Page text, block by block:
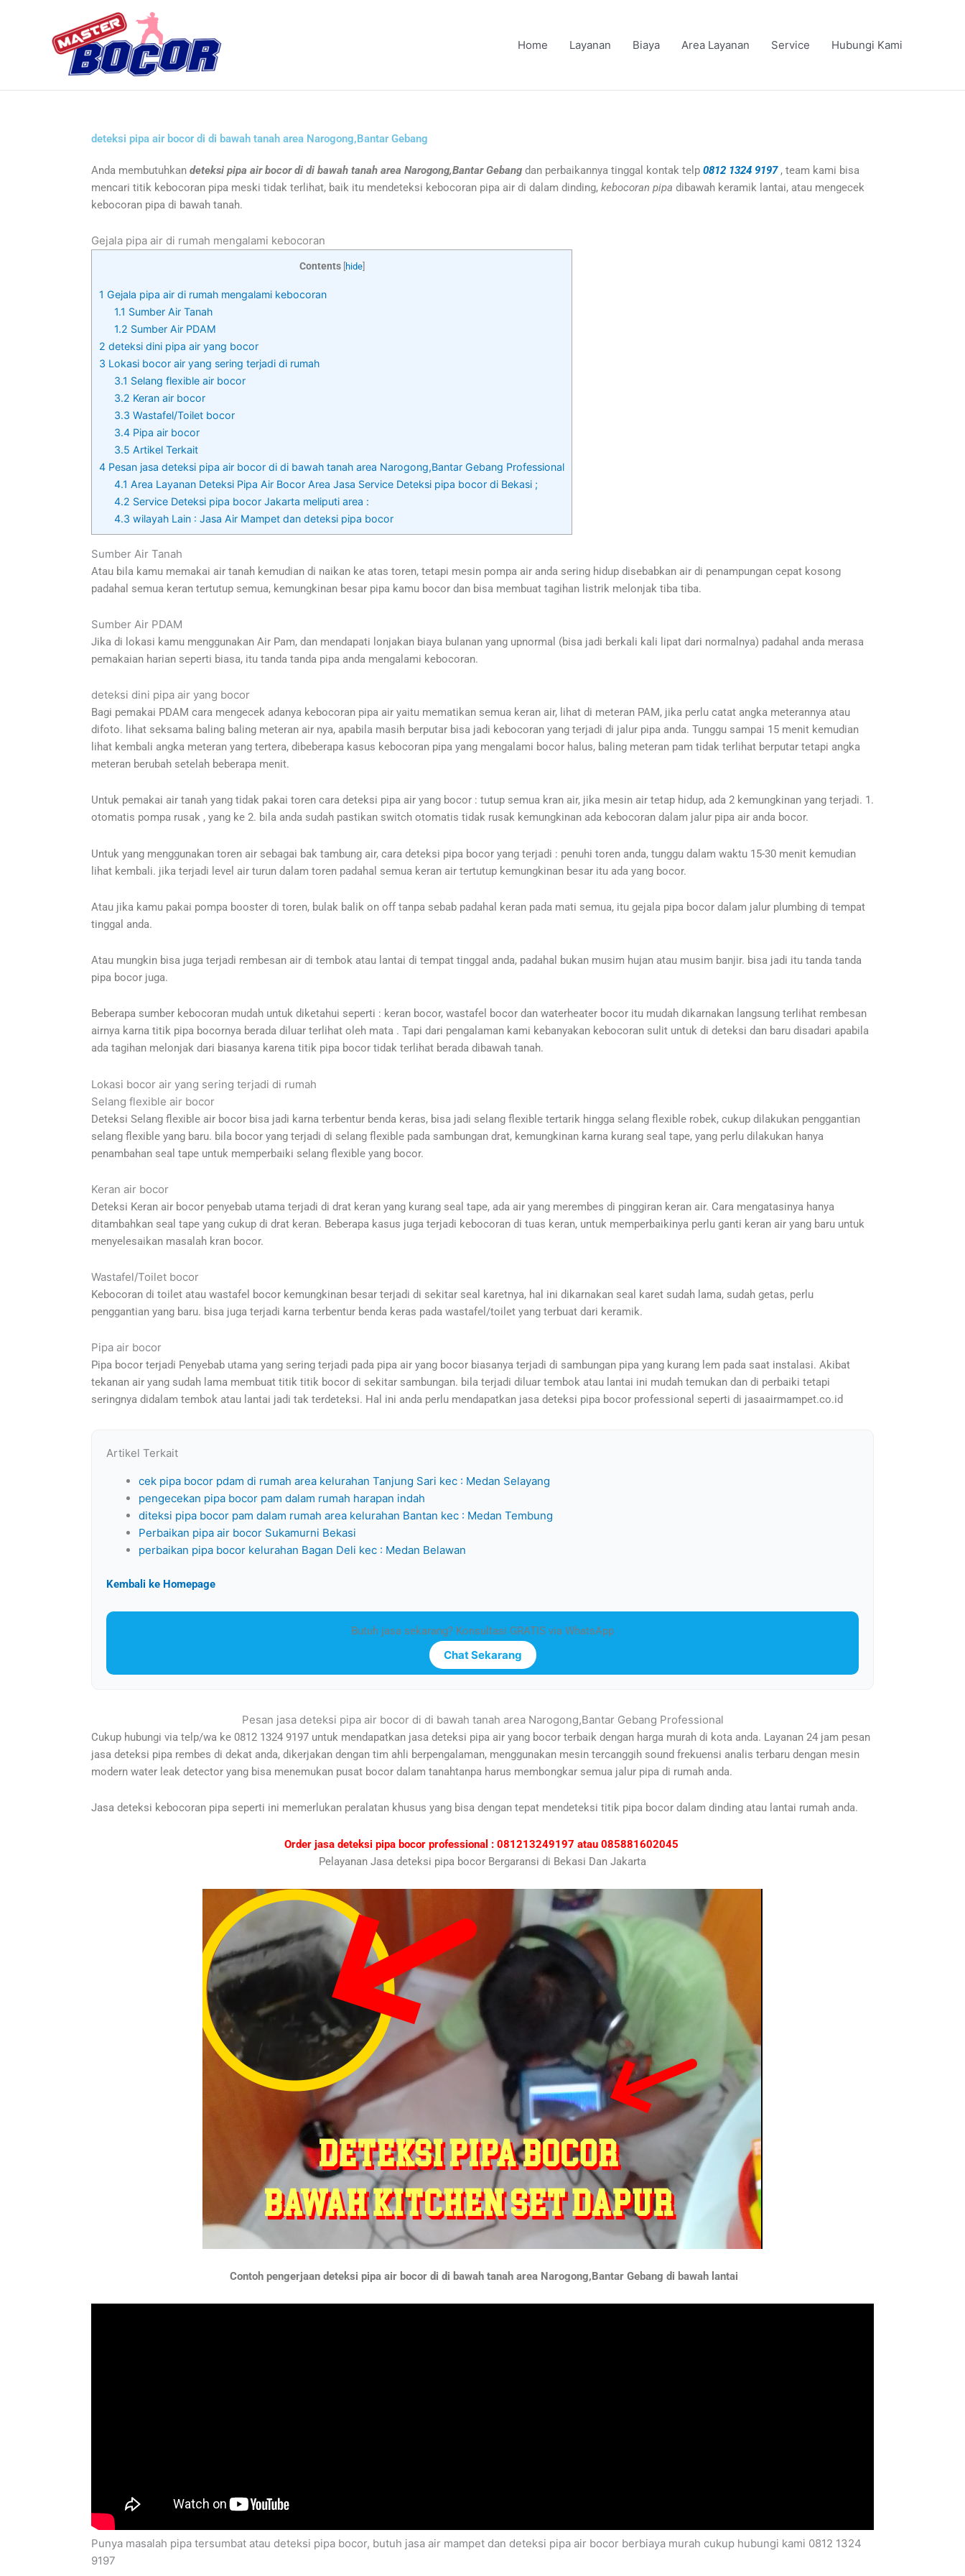
Home Layanan Biaya Area Layanan Service Hubungi Kami
deteksi pipa air bocor di di bawah tanah area Narogong,Bantar Gebang
Anda membutuhkan deteksi pipa air bocor di di bawah tanah area Narogong,Bantar Gebang dan perbaikannya tinggal kontak telp 0812 1324 9197, team kami bisa
mencari titik kebocoran pipa meski tidak terlihat, baik itu mendeteksi kebocoran pipa air di dalam dinding, kebocoran pipa dibawah keramik lantai, atau mengecek
kebocoran pipa di bawah tanah.
Gejala pipa air di rumah mengalami kebocoran
Contents hide]
1 Gejala pipa air di rumah mengalami kebocoran
1.1 Sumber Air Tanah
1.2 Sumber Air PDAM
2 deteksi dini pipa air yang bocor
3 Lokasi bocor air yang sering terjadi di rumah
3.1 Selang flexible air bocor
3.2 Keran air bocor
3.3 Wastafel/Toilet bocor
3.4 Pipa air bocor
3.5 Artikel Terkait
4 Pesan jasa deteksi pipa air bocor di di bawah tanah area Narogong,Bantar Gebang Professional
4.1 Area Layanan Deteksi Pipa Air Bocor Area Jasa Service Deteksi pipa bocor di Bekasi ;
4.2 Service Deteksi pipa bocor Jakarta meliputi area :
4.3 wilayah Lain : Jasa Air Mampet dan deteksi pipa bocor
Sumber Air Tanah
Atau bila kamu memakai air tanah kemudian di naikan ke atas toren, tetapi mesin pompa air anda sering hidup disebabkan air di penampungan cepat kosong
padahal semua keran tertutup semua, kemungkinan besar pipa kamu bocor dan bisa membuat tagihan listrik melonjak tiba tiba.
Sumber Air PDAM
Jika di lokasi kamu menggunakan Air Pam, dan mendapati lonjakan biaya bulanan yang upnormal (bisa jadi berkali kali lipat dari normalnya) padahal anda merasa
pemakaian harian seperti biasa, itu tanda tanda pipa anda mengalami kebocoran.
deteksi dini pipa air yang bocor
Bagi pemakai PDAM cara mengecek adanya kebocoran pipa air yaitu mematikan semua keran air, lihat di meteran PAM, jika perlu catat angka meterannya atau
difoto. lihat seksama baling baling meteran air nya, apabila masih berputar bisa jadi kebocoran yang terjadi di jalur pipa anda. Tunggu sampai 15 menit kemudian
lihat kembali angka meteran yang tertera, dibeberapa kasus kebocoran pipa yang mengalami bocor halus, baling meteran pam tidak terlihat berputar tetapi angka
meteran berubah setelah beberapa menit.
Untuk pemakai air tanah yang tidak pakai toren cara deteksi pipa air yang bocor : tutup semua kran air, jika mesin air tetap hidup, ada 2 kemungkinan yang terjadi. 1.
otomatis pompa rusak , yang ke 2. bila anda sudah pastikan switch otomatis tidak rusak kemungkinan ada kebocoran dalam jalur pipa air anda bocor.
Untuk yang menggunakan toren air sebagai bak tambung air, cara deteksi pipa bocor yang terjadi : penuhi toren anda, tunggu dalam waktu 15-30 menit kemudian
lihat kembali. jika terjadi level air turun dalam toren padahal semua keran air tertutup kemungkinan besar itu ada yang bocor.
Atau jika kamu pakai pompa booster di toren, bulak balik on off tanpa sebab padahal keran pada mati semua, itu gejala pipa bocor dalam jalur plumbing di tempat
tinggal anda.
Atau mungkin bisa juga terjadi rembesan air di tembok atau lantai di tempat tinggal anda, padahal bukan musim hujan atau musim banjir. bisa jadi itu tanda tanda
pipa bocor juga.
Beberapa sumber kebocoran mudah untuk diketahui seperti : keran bocor, wastafel bocor dan waterheater bocor itu mudah dikarnakan langsung terlihat rembesan
airnya karna titik pipa bocornya berada diluar terlihat oleh mata . Tapi dari pengalaman kami kebanyakan kebocoran sulit untuk di deteksi dan baru disadari apabila
ada tagihan melonjak dari biasanya karena titik pipa bocor tidak terlihat berada dibawah tanah.
Lokasi bocor air yang sering terjadi di rumah
Selang flexible air bocor
Deteksi Selang flexible air bocor bisa jadi karna terbentur benda keras, bisa jadi selang flexible tertarik hingga selang flexible robek, cukup dilakukan penggantian
selang flexible yang baru. bila bocor yang terjadi di selang flexible pada sambungan drat, kemungkinan karna kurang seal tape, yang perlu dilakukan hanya
penambahan seal tape untuk memperbaiki selang flexible yang bocor.
Keran air bocor
Deteksi Keran air bocor penyebab utama terjadi di drat keran yang kurang seal tape, ada air yang merembes di pinggiran keran air. Cara mengatasinya hanya
ditambahkan seal tape yang cukup di drat keran. Beberapa kasus juga terjadi kebocoran di tuas keran, untuk memperbaikinya perlu ganti keran air yang baru untuk
menyelesaikan masalah kran bocor.
Wastafel/Toilet bocor
Kebocoran di toilet atau wastafel bocor kemungkinan besar terjadi di sekitar seal karetnya, hal ini dikarnakan seal karet sudah lama, sudah getas, perlu
penggantian yang baru. bisa juga terjadi karna terbentur benda keras pada wastafel/toilet yang terbuat dari keramik.
Pipa air bocor
Pipa bocor terjadi Penyebab utama yang sering terjadi pada pipa air yang bocor biasanya terjadi di sambungan pipa yang kurang lem pada saat instalasi. Akibat
tekanan air yang sudah lama membuat titik titik bocor di sekitar sambungan. bila terjadi diluar tembok atau lantai ini mudah temukan dan di perbaiki tetapi
seringnya didalam tembok atau lantai jadi tak terdeteksi. Hal ini anda perlu mendapatkan jasa deteksi pipa bocor professional seperti di jasaairmampet.co.id
Artikel Terkait
cek pipa bocor pdam di rumah area kelurahan Tanjung Sari kec : Medan Selayang
pengecekan pipa bocor pam dalam rumah harapan indah
diteksi pipa bocor pam dalam rumah area kelurahan Bantan kec : Medan Tembung
Perbaikan pipa air bocor Sukamurni Bekasi
perbaikan pipa bocor kelurahan Bagan Deli kec : Medan Belawan
Kembali ke Homepage
Butuh jasa sekarang? Konsultasi GRATIS via WhatsApp
Chat Sekarang
Pesan jasa deteksi pipa air bocor di di bawah tanah area Narogong,Bantar Gebang Professional
Cukup hubungi via telp/wa ke 0812 1324 9197 untuk mendapatkan jasa deteksi pipa air yang bocor terbaik dengan harga murah di kota anda. Layanan 24 jam pesan
jasa deteksi pipa rembes di dekat anda, dikerjakan dengan tim ahli berpengalaman, menggunakan mesin tercanggih sound frekuensi analis terbaru dengan mesin
modern water leak detector yang bisa menemukan pusat bocor dalam tanahtanpa harus membongkar semua jalur pipa di rumah anda.
Jasa deteksi kebocoran pipa seperti ini memerlukan peralatan khusus yang bisa dengan tepat mendeteksi titik pipa bocor dalam dinding atau lantai rumah anda.
Order jasa deteksi pipa bocor professional : 081213249197 atau 085881602045
Pelayanan Jasa deteksi pipa bocor Bergaransi di Bekasi Dan Jakarta
Contoh pengerjaan deteksi pipa air bocor di di bawah tanah area Narogong,Bantar Gebang di bawah lantai
Punya masalah pipa tersumbat atau deteksi pipa bocor, butuh jasa air mampet dan deteksi pipa air bocor berbiaya murah cukup hubungi kami 0812 1324
9197